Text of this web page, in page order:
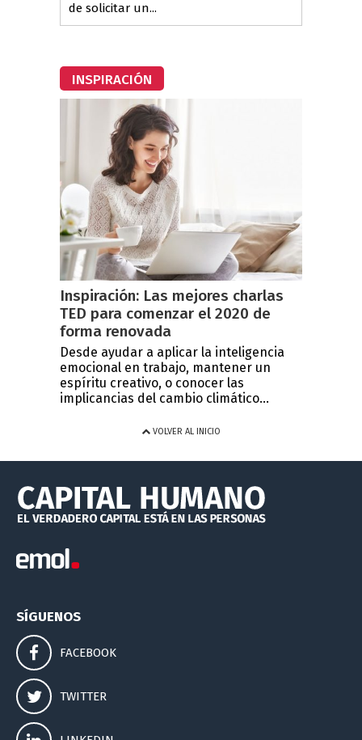
de solicitar un...
INSPIRACIÓN
Inspiración: Las mejores charlas
TED para comenzar el 2020 de
forma renovada
Desde ayudar a aplicar la inteligencia
emocional en trabajo, mantener un
espíritu creativo, o conocer las
implicancias del cambio climático...
VOLVER AL INICIO
SÍGUENOS
FACEBOOK
TWITTER